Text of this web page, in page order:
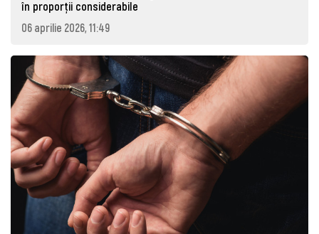
în proporții considerabile
06 aprilie 2026, 11:49